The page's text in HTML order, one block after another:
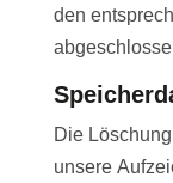
den
Die
unsere